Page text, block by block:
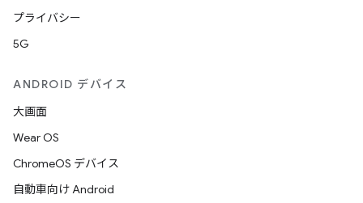
プライバシー
5G
ANDROID デバイス
大画面
Wear OS
ChromeOS デバイス
自動車向け Android